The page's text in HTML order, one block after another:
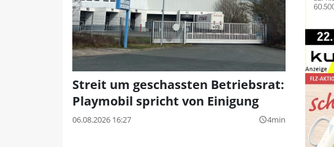
Streit um geschassten Betriebsrat:
Playmobil spricht von Einigung
06.08.2026 16:27 query_builder4min